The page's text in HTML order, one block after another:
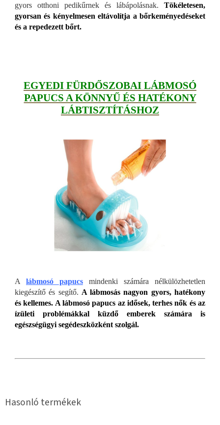
gyors otthoni pedikűrnek és lábápolásnak. Tökéletesen,
gyorsan és kényelmesen eltávolítja a bőrkeményedéseket
és a repedezett bőrt.
EGYEDI FÜRDŐSZOBAI LÁBMOSÓ
PAPUCS A KÖNNYŰ ÉS HATÉKONY
LÁBTISZTÍTÁSHOZ
A lábmosó papucs mindenki számára nélkülözhetetlen
kiegészítő és segítő. A lábmosás nagyon gyors, hatékony
és kellemes. A lábmosó papucs az idősek, terhes nők és az
ízületi problémákkal küzdő emberek számára is
egészségügyi segédeszközként szolgál.